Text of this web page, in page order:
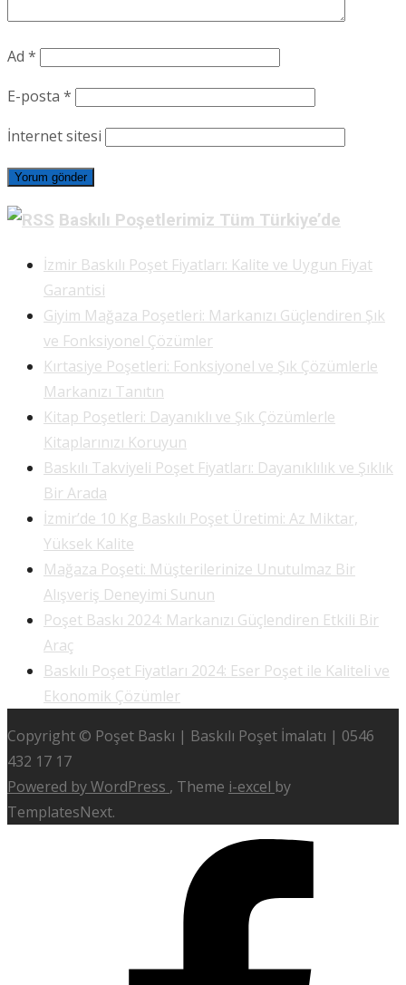
Ad *
E-posta *
İnternet sitesi
Baskılı Poşetlerimiz Tüm Türkiye’de
İzmir Baskılı Poşet Fiyatları: Kalite ve Uygun Fiyat
Garantisi
Giyim Mağaza Poşetleri: Markanızı Güçlendiren Şık
ve Fonksiyonel Çözümler
Kırtasiye Poşetleri: Fonksiyonel ve Şık Çözümlerle
Markanızı Tanıtın
Kitap Poşetleri: Dayanıklı ve Şık Çözümlerle
Kitaplarınızı Koruyun
Baskılı Takviyeli Poşet Fiyatları: Dayanıklılık ve Şıklık
Bir Arada
İzmir’de 10 Kg Baskılı Poşet Üretimi: Az Miktar,
Yüksek Kalite
Mağaza Poşeti: Müşterilerinize Unutulmaz Bir
Alışveriş Deneyimi Sunun
Poşet Baskı 2024: Markanızı Güçlendiren Etkili Bir
Araç
Baskılı Poşet Fiyatları 2024: Eser Poşet ile Kaliteli ve
Ekonomik Çözümler
Copyright © Poşet Baskı | Baskılı Poşet İmalatı | 0546
432 17 17
Powered by WordPress , Theme i-excel by
TemplatesNext.